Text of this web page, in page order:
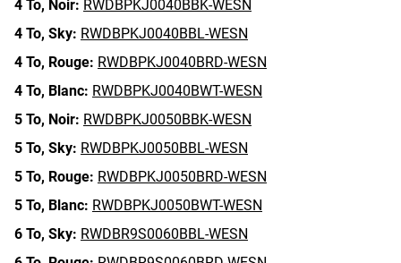
4 To, Noir: RWDBPKJ0040BBK-WESN
4 To, Sky: RWDBPKJ0040BBL-WESN
4 To, Rouge: RWDBPKJ0040BRD-WESN
4 To, Blanc: RWDBPKJ0040BWT-WESN
5 To, Noir: RWDBPKJ0050BBK-WESN
5 To, Sky: RWDBPKJ0050BBL-WESN
5 To, Rouge: RWDBPKJ0050BRD-WESN
5 To, Blanc: RWDBPKJ0050BWT-WESN
6 To, Sky: RWDBR9S0060BBL-WESN